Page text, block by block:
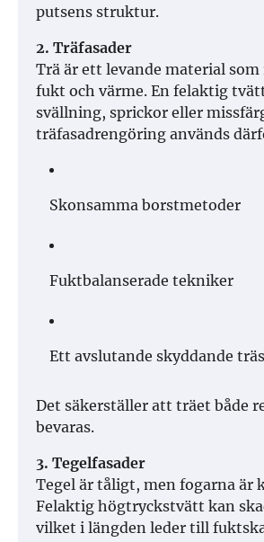
putsens struktur.
2. Träfasader
Trä är ett levande material som
fukt och värme. En felaktig
svällning, sprickor eller
träfasadrengöring används
Skonsamma borstmetoder
Fuktbalanserade tekniker
Ett avslutande skyddande
Det säkerställer att träet både
bevaras.
3. Tegelfasader
Tegel är tåligt, men fogarna är
Felaktig högtryckstvätt kan
vilket i längden leder till